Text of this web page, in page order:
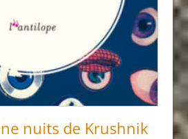
nuits de Krushnik